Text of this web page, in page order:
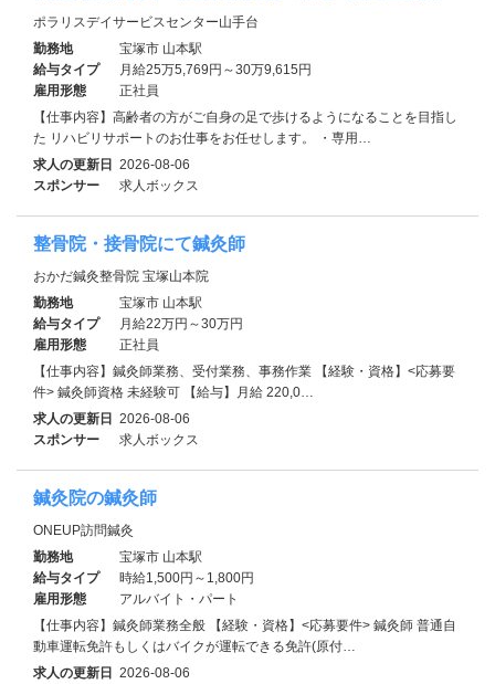
ポラリスデイサービスセンター山手台
勤務地
宝塚市 山本駅
給与タイプ
月給25万5,769円～30万9,615円
雇用形態
正社員
【仕事内容】高齢者の方がご自身の足で歩けるようになることを目指し
た リハビリサポートのお仕事をお任せします。 ・専用…
求人の更新日 2026-08-06
スポンサー
求人ボックス
整骨院・接骨院にて鍼灸師
おかだ鍼灸整骨院 宝塚山本院
勤務地
宝塚市 山本駅
給与タイプ
月給22万円～30万円
雇用形態
正社員
【仕事内容】鍼灸師業務、受付業務、事務作業 【経験・資格】<応募要
件> 鍼灸師資格 未経験可 【給与】月給 220,0…
求人の更新日 2026-08-06
スポンサー
求人ボックス
鍼灸院の鍼灸師
ONEUP訪問鍼灸
勤務地
宝塚市 山本駅
給与タイプ
時給1,500円～1,800円
雇用形態
アルバイト・パート
【仕事内容】鍼灸師業務全般 【経験・資格】<応募要件> 鍼灸師 普通自
動車運転免許もしくはバイクが運転できる免許(原付…
求人の更新日 2026-08-06